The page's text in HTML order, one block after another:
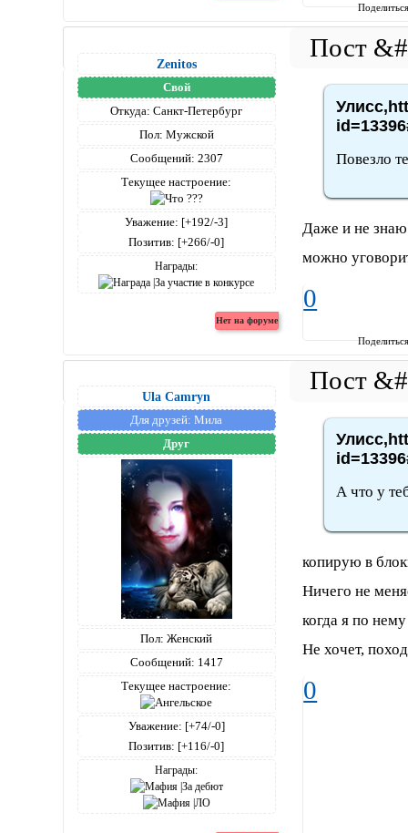
Zenitos
Свой
Откуда: Санкт-Петербург
Пол: Мужской
Сообщений: 2307
Текущее настроение:
Уважение: [+192/-3]
Позитив: [+266/-0]
Награды:
Повезло
Даже и не
можно
0
Ula Camryn
Для друзей: Мила
Друг
Пол: Женский
Сообщений: 1417
Текущее настроение:
Уважение: [+74/-0]
Позитив: [+116/-0]
Награды:
А что у
копирую в
Ничего не
когда я по
Не хочет,
0